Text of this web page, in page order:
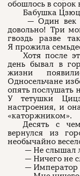
обошлось в сорок
Бабушка
— Один век
довольно! Три
гвоздь разве
Я прожила
Хотя после
день бывал в
жизни
Односельчане
опять послушать
У тетушки
настроения, и
«каторжником».
Десять с
вернулся из
необычайно
— Не слышал
— Ничего не
— Император